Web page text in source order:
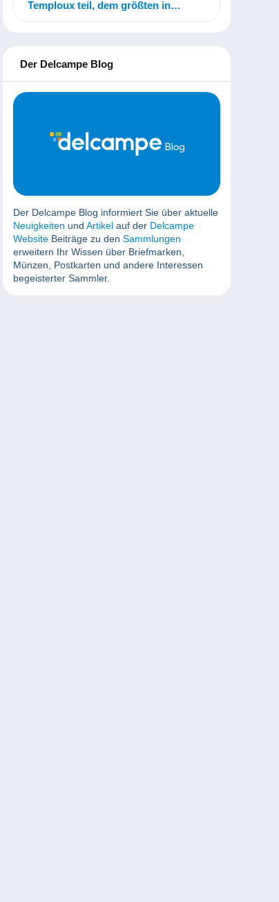
Temploux teil, dem größten in
Der Delcampe Blog
Der Delcampe Blog informiert Sie über aktuelle
Neuigkeiten und Artikel auf der Delcampe
Website Beiträge zu den Sammlungen
erweitern Ihr Wissen über Briefmarken,
Münzen, Postkarten und andere Interessen
begeisterter Sammler.